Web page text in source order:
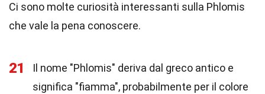
Ci sono molte curiosità interessanti sulla Phlomis
che vale la pena conoscere.
21
Il nome "Phlomis" deriva dal greco antico e
significa "fiamma", probabilmente per il colore